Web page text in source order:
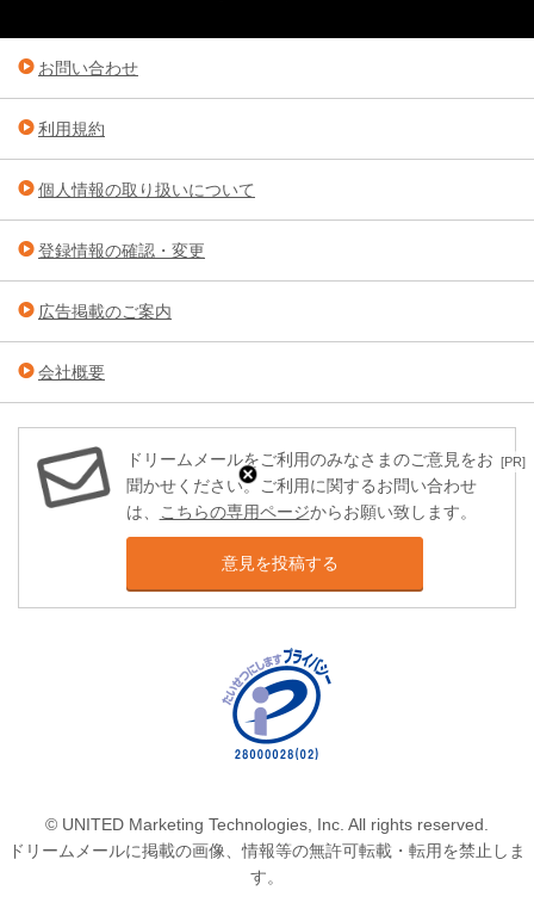
[PR]
お問い合わせ
利用規約
個人情報の取り扱いについて
登録情報の確認・変更
広告掲載のご案内
会社概要
ドリームメールをご利用のみなさまのご意見をお
聞かせください。ご利用に関するお問い合わせ
は、
こちらの専用ページからお願い致します。
意見を投稿する
© UNITED Marketing Technologies, Inc. All rights reserved.
ドリームメールに掲載の画像、情報等の無許可転載・転用を禁止しま
す。